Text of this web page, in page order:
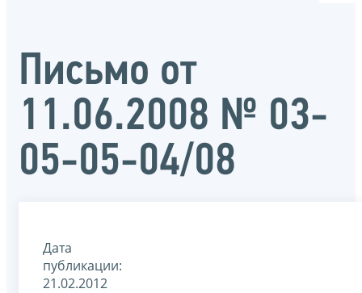
Письмо от
11.06.2008 № 03-
05-05-04/08
Дата
публикации:
21.02.2012